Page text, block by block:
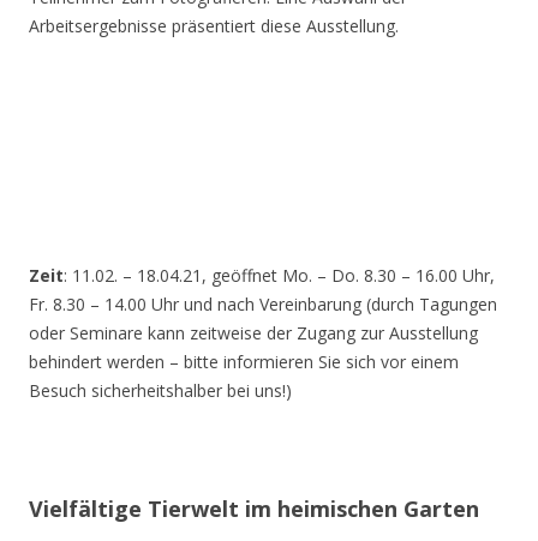
Arbeitsergebnisse präsentiert diese Ausstellung.
Zeit: 11.02. – 18.04.21, geöffnet Mo. – Do. 8.30 – 16.00 Uhr,
Fr. 8.30 – 14.00 Uhr und nach Vereinbarung (durch Tagungen
oder Seminare kann zeitweise der Zugang zur Ausstellung
behindert werden – bitte informieren Sie sich vor einem
Besuch sicherheitshalber bei uns!)
Vielfältige Tierwelt im heimischen Garten